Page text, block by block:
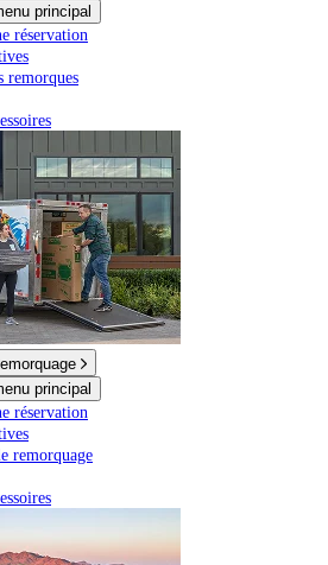
principal
réservation
remorques
principal
réservation
remorquage